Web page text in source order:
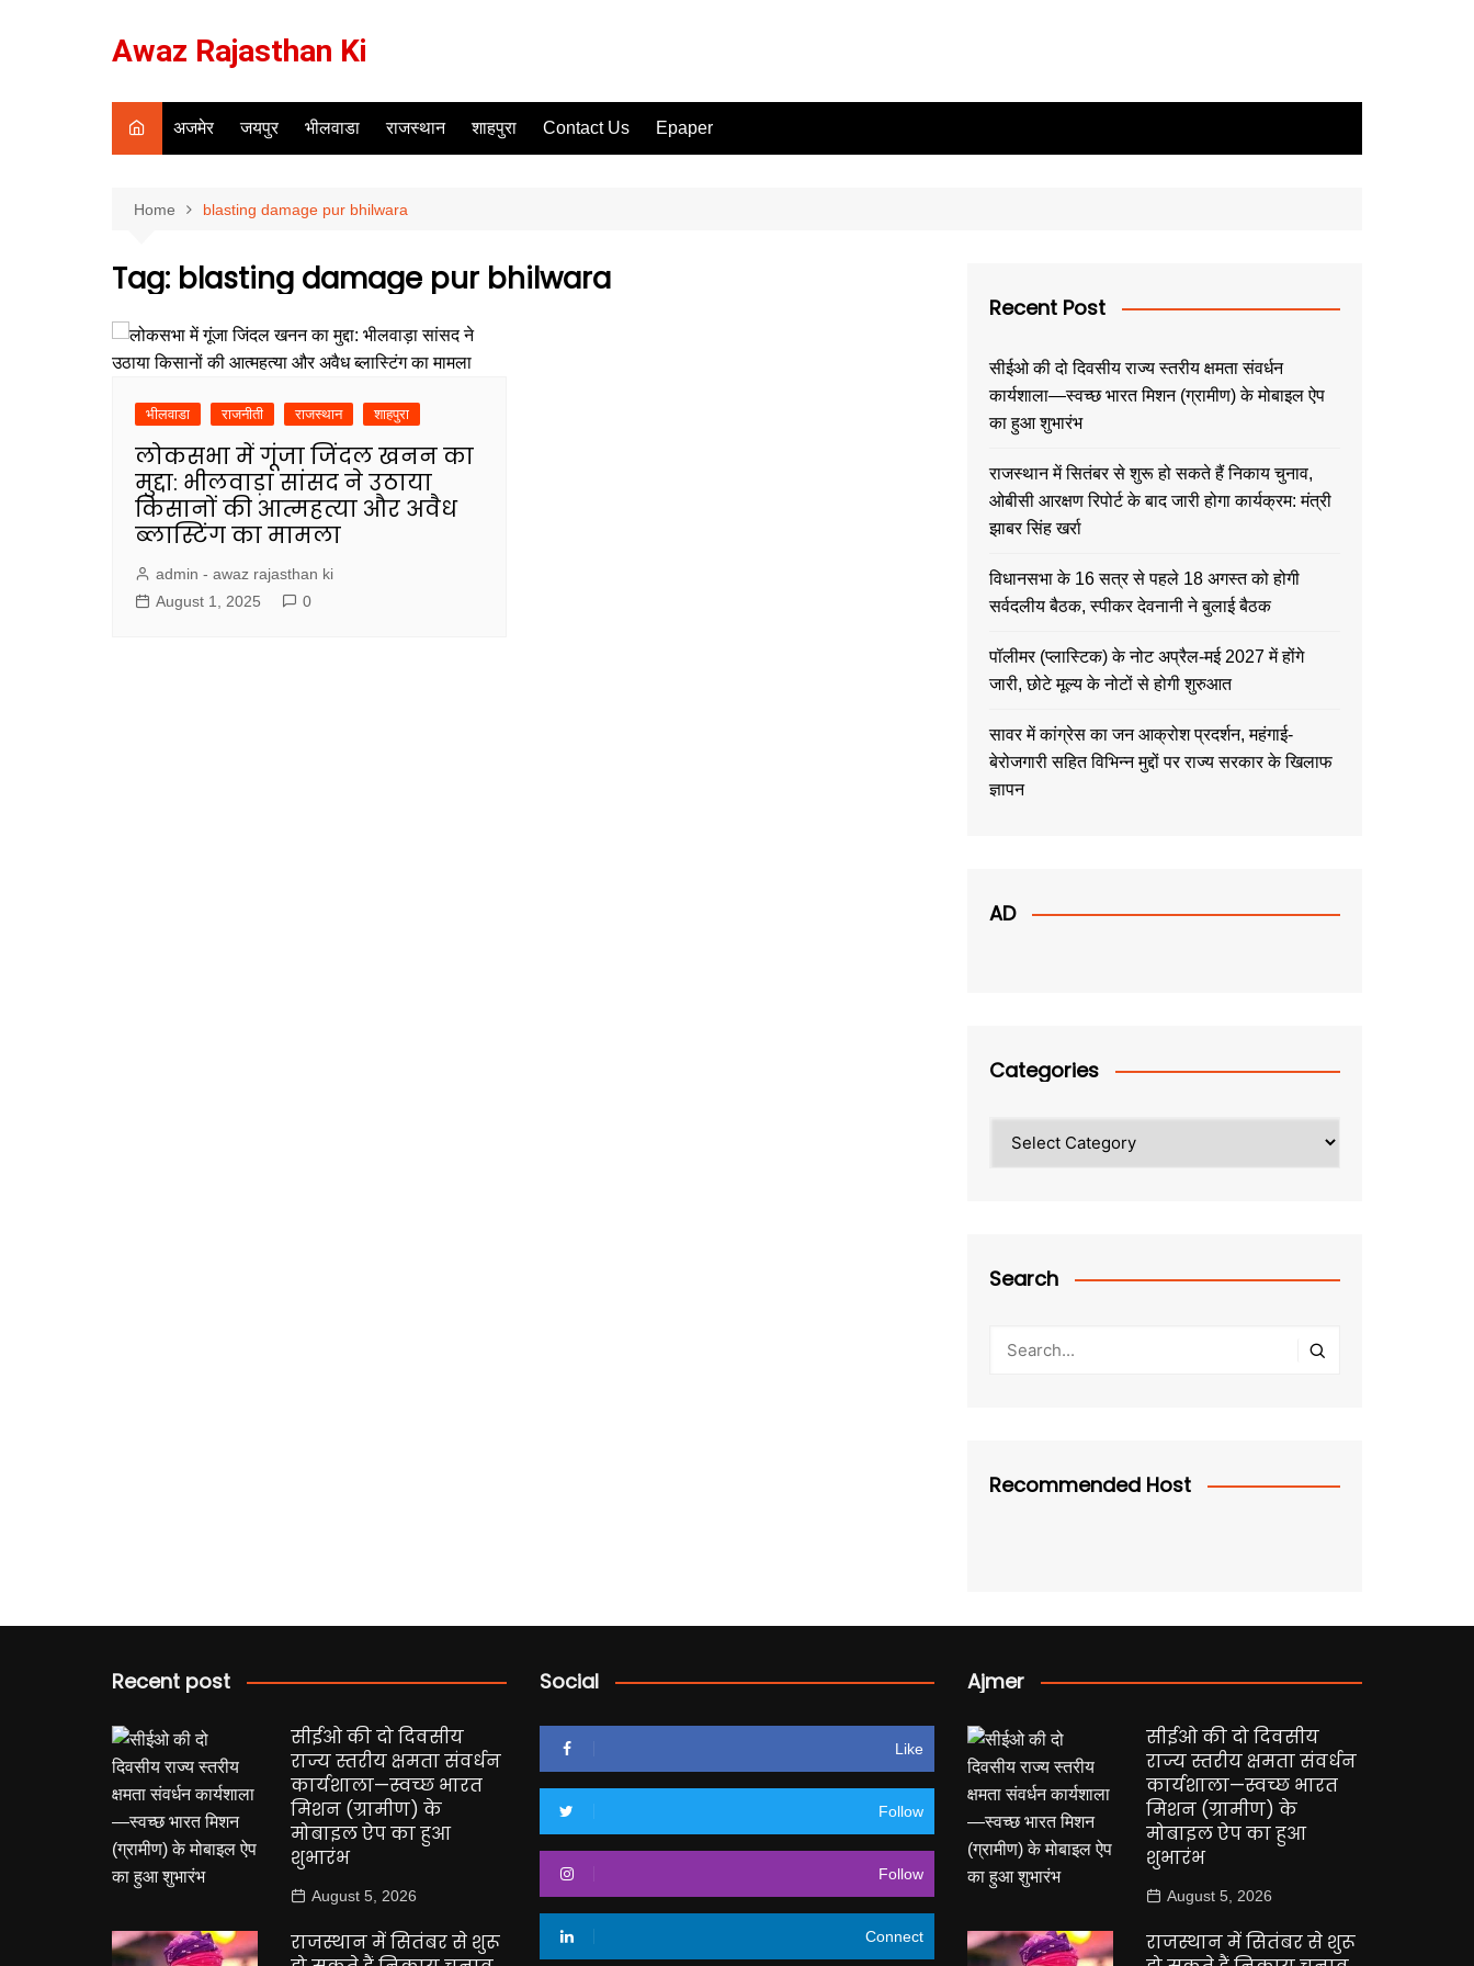
Awaz Rajasthan Ki
अजमेर जयपुर भीलवाडा राजस्थान शाहपुरा Contact Us Epaper
Home blasting damage pur bhilwara
Tag: blasting damage pur bhilwara
भीलवाडा राजनीती राजस्थान शाहपुरा
लोकसभा में गूंजा जिंदल खनन का
मुद्दा: भीलवाड़ा सांसद ने उठाया
किसानों की आत्महत्या और अवैध
ब्लास्टिंग का मामला
admin - awaz rajasthan ki
August 1, 2025
0
Recent Post
सीईओ की दो दिवसीय राज्य स्तरीय क्षमता संवर्धन
कार्यशाला—स्वच्छ भारत मिशन (ग्रामीण) के मोबाइल ऐप
का हुआ शुभारंभ
राजस्थान में सितंबर से शुरू हो सकते हैं निकाय चुनाव,
ओबीसी आरक्षण रिपोर्ट के बाद जारी होगा कार्यक्रम: मंत्री
झाबर सिंह खर्रा
विधानसभा के 16 सत्र से पहले 18 अगस्त को होगी
सर्वदलीय बैठक, स्पीकर देवनानी ने बुलाई बैठक
पॉलीमर (प्लास्टिक) के नोट अप्रैल-मई 2027 में होंगे
जारी, छोटे मूल्य के नोटों से होगी शुरुआत
सावर में कांग्रेस का जन आक्रोश प्रदर्शन, महंगाई-
बेरोजगारी सहित विभिन्न मुद्दों पर राज्य सरकार के खिलाफ
ज्ञापन
AD
Categories
Search
Recommended Host
Recent post
सीईओ की दो दिवसीय
राज्य स्तरीय क्षमता संवर्धन
कार्यशाला—स्वच्छ भारत
मिशन (ग्रामीण) के
मोबाइल ऐप का हुआ
शुभारंभ
August 5, 2026
राजस्थान में सितंबर से शुरू
Social
Like
Follow
Follow
Connect
Ajmer
सीईओ की दो दिवसीय
राज्य स्तरीय क्षमता संवर्धन
कार्यशाला—स्वच्छ भारत
मिशन (ग्रामीण) के
मोबाइल ऐप का हुआ
शुभारंभ
August 5, 2026
राजस्थान में सितंबर से शुरू